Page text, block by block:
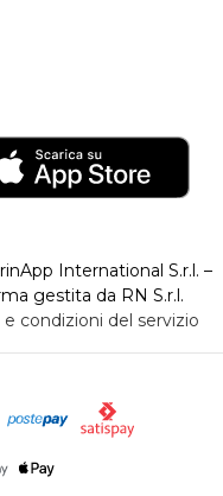
International S.r.l. –
gestita da RN S.r.l.
e condizioni del servizio